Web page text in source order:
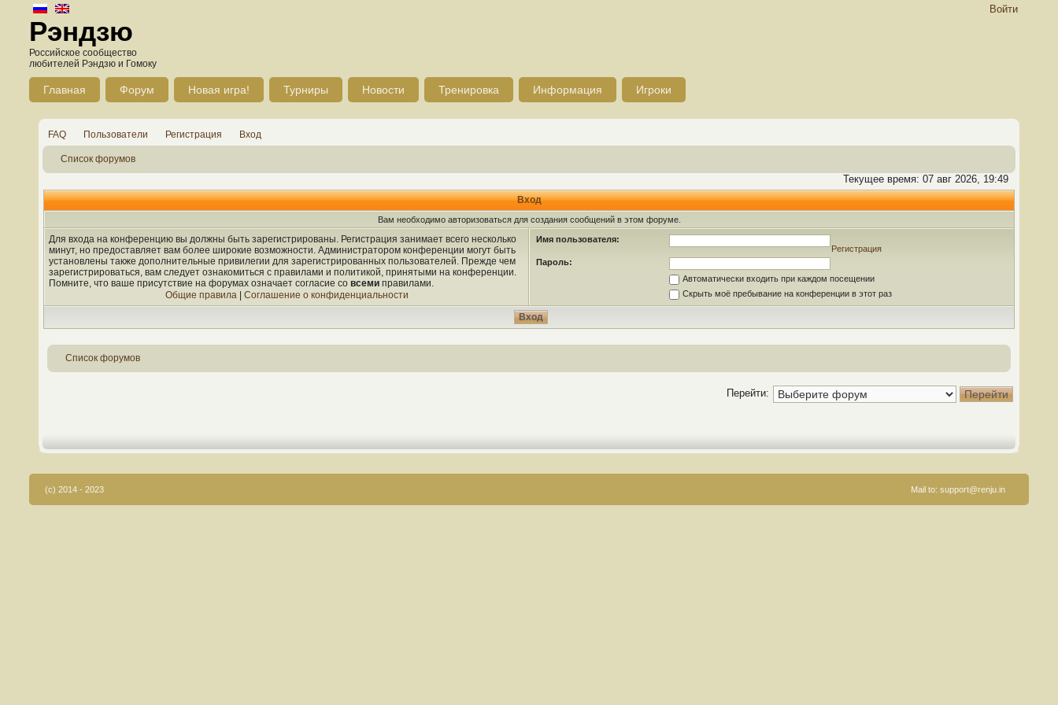
Войти
Рэндзю
Российское сообщество
любителей Рэндзю и Гомоку
Главная Форум Новая игра! Турниры Новости Тренировка Информация Игроки
FAQ Пользователи Регистрация Вход
Список форумов
Текущее время: 07 авг 2026, 19:49
Вход
Вам необходимо авторизоваться для создания сообщений в этом форуме.
Для входа на конференцию вы должны быть зарегистрированы. Регистрация занимает всего несколько
минут, но предоставляет вам более широкие возможности. Администратором конференции могут быть
установлены также дополнительные привилегии для зарегистрированных пользователей. Прежде чем
зарегистрироваться, вам следует ознакомиться с правилами и политикой, принятыми на конференции.
Помните, что ваше присутствие на форумах означает согласие со всеми правилами.
Общие правила| Соглашение о конфиденциальности
Имя пользователя:
Регистрация
Пароль:
Автоматически входить при каждом посещении
Скрыть моё пребывание на конференции в этот раз
Список форумов
Перейти:
(c) 2014 - 2023 Mail to: support@renju.in